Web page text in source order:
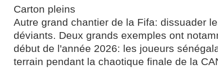
Carton pleins
Autre grand chantier de la Fifa: dissuader
déviants. Deux grands exemples ont
début de l'année 2026: les joueurs
terrain pendant la chaotique finale de la